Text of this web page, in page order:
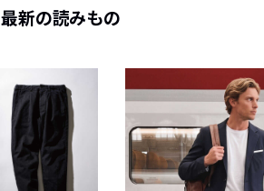
最新の読みもの